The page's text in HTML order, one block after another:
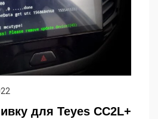
для Teyes CC2L+